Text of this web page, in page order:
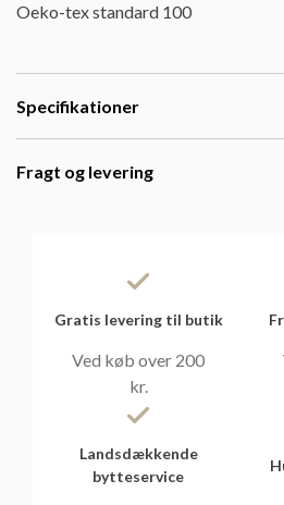
Oeko-tex standard 100
Specifikationer
Fragt og levering
Gratis levering til butik
Ved køb over 200
kr.
Landsdækkende
bytteservice